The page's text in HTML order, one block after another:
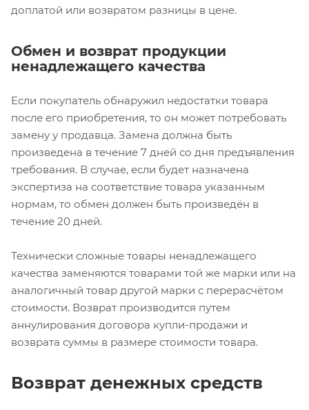
доплатой или возвратом разницы в цене.
Обмен и возврат продукции
ненадлежащего качества
Если покупатель обнаружил недостатки товара
после его приобретения, то он может потребовать
замену у продавца. Замена должна быть
произведена в течение 7 дней со дня предъявления
требования. В случае, если будет назначена
экспертиза на соответствие товара указанным
нормам, то обмен должен быть произведён в
течение 20 дней.
Технически сложные товары ненадлежащего
качества заменяются товарами той же марки или на
аналогичный товар другой марки с перерасчётом
стоимости. Возврат производится путем
аннулирования договора купли-продажи и
возврата суммы в размере стоимости товара.
Возврат денежных средств